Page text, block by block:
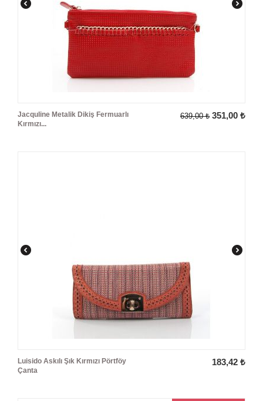
Jacquline Metalik Dikiş Fermuarlı
Kırmızı...
639,00 ₺ 351,00 ₺
Luisido Askılı Şık Kırmızı Pörtföy
Çanta
183,42 ₺